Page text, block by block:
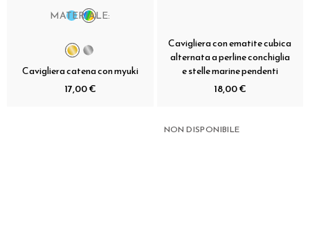
MATERIALE:
Cavigliera catena con myuki
17,00 €
Cavigliera con ematite cubica
alternata a perline conchiglia
e stelle marine pendenti
18,00 €
NON DISPONIBILE